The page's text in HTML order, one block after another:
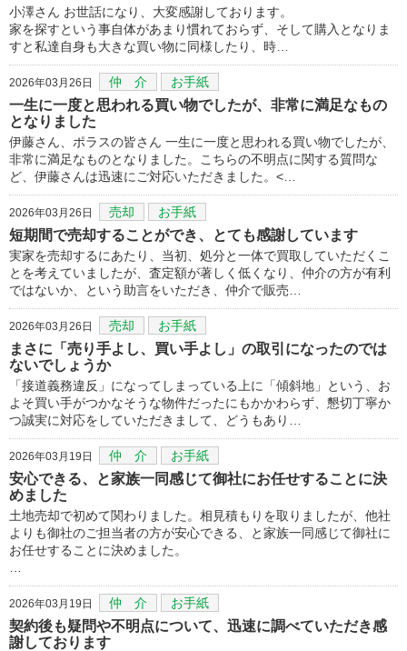
小澤さん お世話になり、大変感謝しております。
家を探すという事自体があまり慣れておらず、そして購入となりま
すと私達自身も大きな買い物に同様したり、時…
2026年03月26日 仲 介 お手紙
一生に一度と思われる買い物でしたが、非常に満足なもの
となりました
伊藤さん、ポラスの皆さん 一生に一度と思われる買い物でしたが、
非常に満足なものとなりました。こちらの不明点に関する質問な
ど、伊藤さんは迅速にご対応いただきました。<…
2026年03月26日 売却 お手紙
短期間で売却することができ、とても感謝しています
実家を売却するにあたり、当初、処分と一体で買取していただくこ
とを考えていましたが、査定額が著しく低くなり、仲介の方が有利
ではないか、という助言をいただき、仲介で販売…
2026年03月26日 売却 お手紙
まさに「売り手よし、買い手よし」の取引になったのでは
ないでしょうか
「接道義務違反」になってしまっている上に「傾斜地」という、お
よそ買い手がつかなそうな物件だったにもかかわらず、懇切丁寧か
つ誠実に対応をしていただきまして、どうもあり…
2026年03月19日 仲 介 お手紙
安心できる、と家族一同感じて御社にお任せすることに決
めました
土地売却で初めて関わりました。相見積もりを取りましたが、他社
よりも御社のご担当者の方が安心できる、と家族一同感じて御社に
お任せすることに決めました。
2026年03月19日 仲 介 お手紙
契約後も疑問や不明点について、迅速に調べていただき感
謝しております